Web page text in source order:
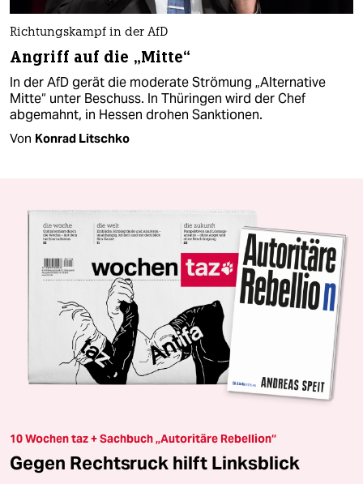
Richtungskampf in der AfD
Angriff auf die „Mitte“
In der AfD gerät die moderate Strömung „Alternative
Mitte“ unter Beschuss. In Thüringen wird der Chef
abgemahnt, in Hessen drohen Sanktionen.
Von Konrad Litschko
10 Wochen taz + Sachbuch „Autoritäre Rebellion“
Gegen Rechtsruck hilft Linksblick